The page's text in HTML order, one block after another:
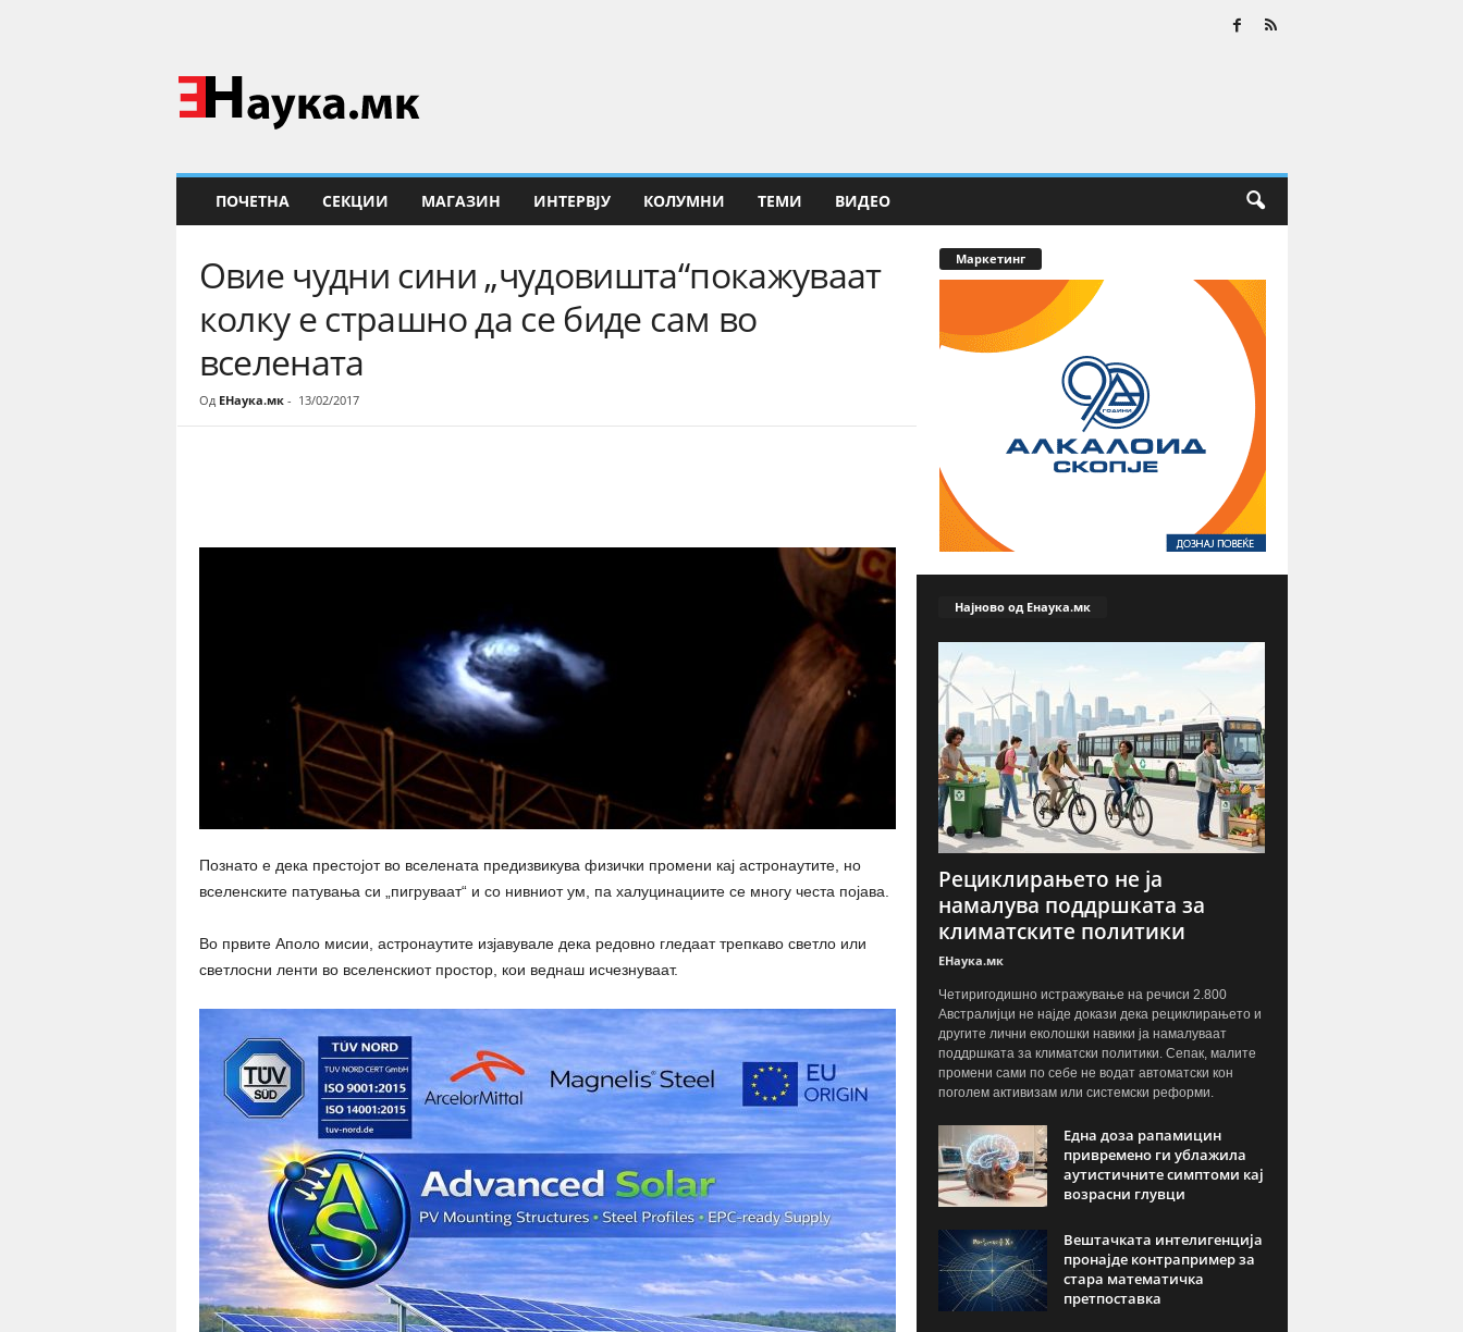
Н
а
у
ПОЧЕТНА СЕКЦИИ МАГАЗИН ИНТЕРВЈУ КОЛУМНИ ТЕМИ ВИДЕО
Овие чудни сини „чудовишта“покажуваат
колку е страшно да се биде сам во
вселената
Од ЕНаука.мк- 13/02/2017
Познато е дека престојот во вселената предизвикува физички промени кај астронаутите, но
вселенските патувања си „пигруваат“ и со нивниот ум, па халуцинациите се многу честа појава.
Во првите Аполо мисии, астронаутите изјавувале дека редовно гледаат трепкаво светло или
светлосни ленти во вселенскиот простор, кои веднаш исчезнуваат.
Маркетинг
Најново од Енаука.мк
Рециклирањето не ја
намалува поддршката за
климатските политики
ЕНаука.мк
Четиригодишно истражување на речиси 2.800
Австралијци не најде докази дека рециклирањето и
другите лични еколошки навики ја намалуваат
поддршката за климатски политики. Сепак, малите
промени сами по себе не водат автоматски кон
поголем активизам или системски реформи.
Една доза рапамицин
привремено ги ублажила
аутистичните симптоми кај
возрасни глувци
Вештачката интелигенција
пронајде контрапример за
стара математичка
претпоставка